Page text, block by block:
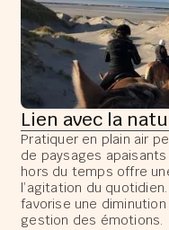
Lien avec la
Pratiquer en plain air
de paysages
hors du temps offre
l’agitation du
favorise une
gestion des émotions.